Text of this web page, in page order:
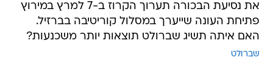
את נסיעת הבכורה תערוך הקרוז ב-7 למרץ במירוץ
פתיחת העונה שייערך במסלול קוריטיבה בברזיל.
האם איתה תשיג שברולט תוצאות יותר משכנעות?
שברולט